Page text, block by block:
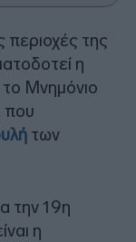
της
η
Μνημόνιο
που
των
την 19η
η